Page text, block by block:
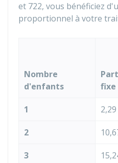
et 722, vous bénéficiez
proportionnel à votre
Nombre
d'enfants
Part
fixe
1
2
3